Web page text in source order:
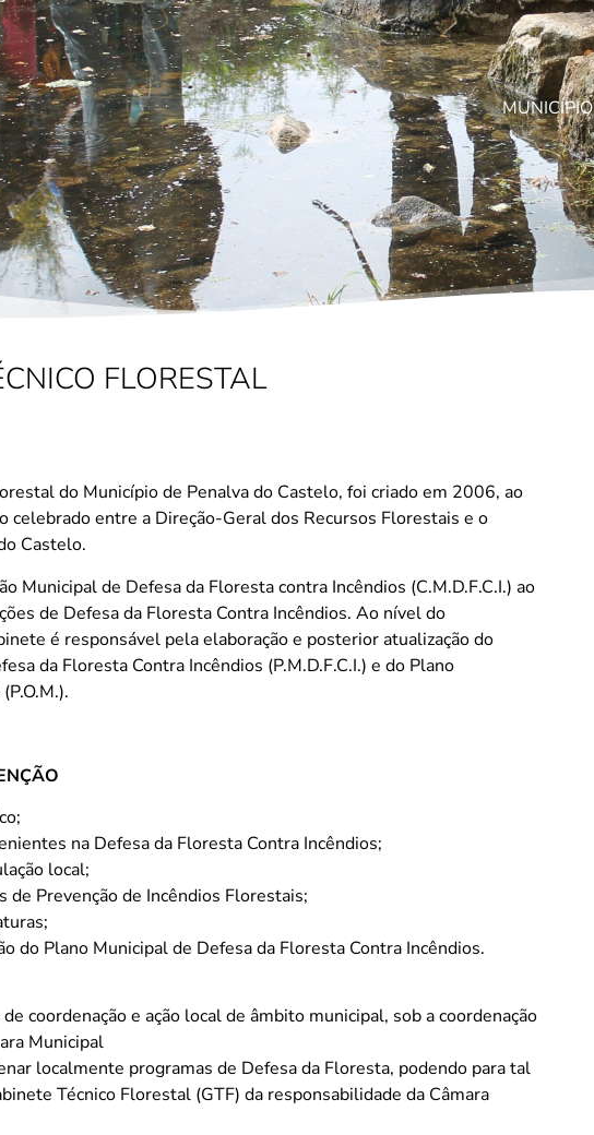
MUNICÍPIO
FLORESTAL
do Município de Penalva do Castelo, foi criado em 2006, ao
celebrado entre a Direção-Geral dos Recursos Florestais e o
Castelo.
Municipal de Defesa da Floresta contra Incêndios (C.M.D.F.C.I.) ao
de Defesa da Floresta Contra Incêndios. Ao nível do
é responsável pela elaboração e posterior atualização do
da Floresta Contra Incêndios (P.M.D.F.C.I.) e do Plano
na Defesa da Floresta Contra Incêndios;
local;
de Prevenção de Incêndios Florestais;
do Plano Municipal de Defesa da Floresta Contra Incêndios.
coordenação e ação local de âmbito municipal, sob a coordenação
Municipal
localmente programas de Defesa da Floresta, podendo para tal
Técnico Florestal (GTF) da responsabilidade da Câmara